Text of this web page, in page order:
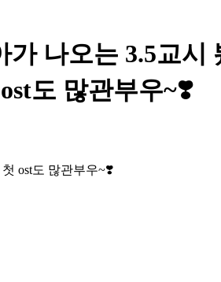
나오는 3.5교시
도 많관부우~❣️
ost도 많관부우~❣️